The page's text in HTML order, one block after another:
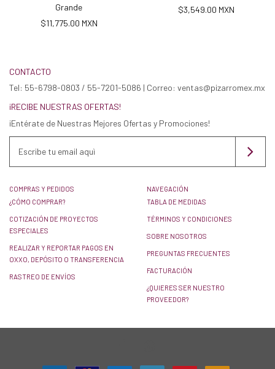
Grande
$11,775.00 MXN
$3,549.00 MXN
CONTACTO
Tel: 55-6798-0803 / 55-7201-5086 | Correo: ventas@pizarromex.mx
¡RECIBE NUESTRAS OFERTAS!
¡Entérate de Nuestras Mejores Ofertas y Promociones!
COMPRAS Y PEDIDOS
¿CÓMO COMPRAR?
COTIZACIÓN DE PROYECTOS
ESPECIALES
REALIZAR Y REPORTAR PAGOS EN
OXXO, DEPÓSITO O TRANSFERENCIA
RASTREO DE ENVÍOS
NAVEGACIÓN
TABLA DE MEDIDAS
TÉRMINOS Y CONDICIONES
SOBRE NOSOTROS
PREGUNTAS FRECUENTES
FACTURACIÓN
¿QUIERES SER NUESTRO
PROVEEDOR?